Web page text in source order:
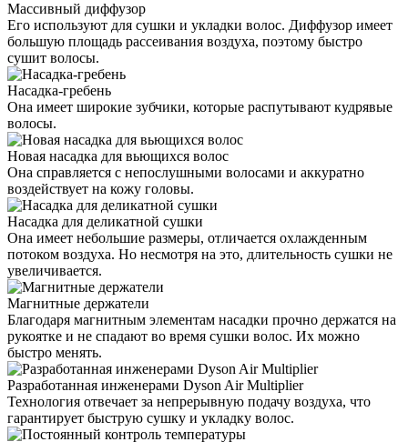
Массивный диффузор
Его используют для сушки и укладки волос. Диффузор имеет
большую площадь рассеивания воздуха, поэтому быстро
сушит волосы.
Насадка-гребень
Она имеет широкие зубчики, которые распутывают кудрявые
волосы.
Новая насадка для вьющихся волос
Она справляется с непослушными волосами и аккуратно
воздействует на кожу головы.
Насадка для деликатной сушки
Она имеет небольшие размеры, отличается охлажденным
потоком воздуха. Но несмотря на это, длительность сушки не
увеличивается.
Магнитные держатели
Благодаря магнитным элементам насадки прочно держатся на
рукоятке и не спадают во время сушки волос. Их можно
быстро менять.
Разработанная инженерами Dyson Air Multiplier
Технология отвечает за непрерывную подачу воздуха, что
гарантирует быструю сушку и укладку волос.